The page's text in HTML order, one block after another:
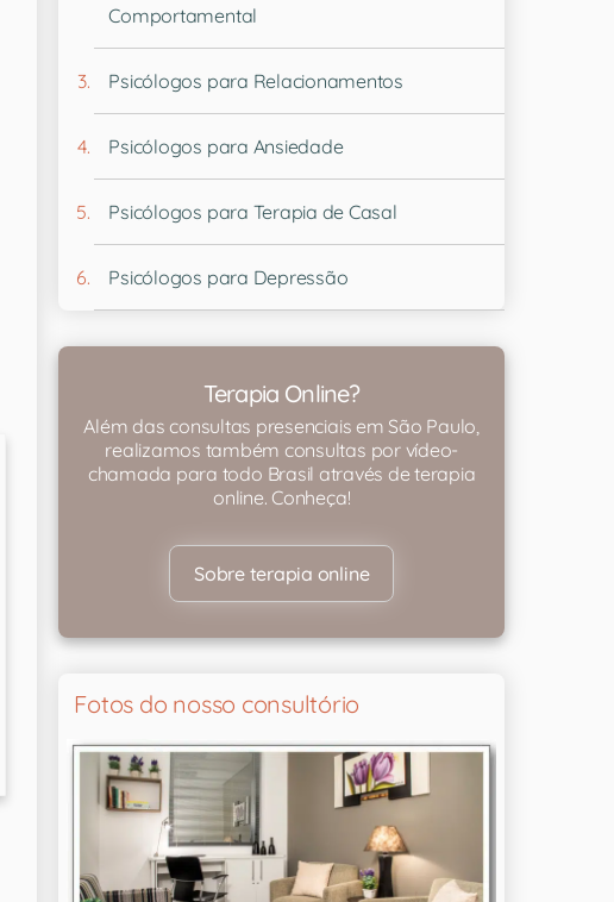
Comportamental
Psicólogos para Relacionamentos
Psicólogos para Ansiedade
Psicólogos para Terapia de Casal
Psicólogos para Depressão
Terapia Online?
Além das consultas presenciais em São Paulo,
realizamos também consultas por vídeo-
chamada para todo Brasil através de terapia
online. Conheça!
Sobre terapia online
Fotos do nosso consultório